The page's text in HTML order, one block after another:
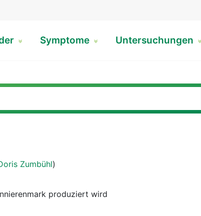
Symptome Untersuchungen
Zumbühl)
produziert wird